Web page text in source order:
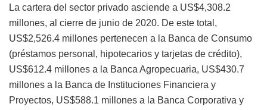
La cartera del sector privado asciende a US$4,308.2
millones, al cierre de junio de 2020. De este total,
US$2,526.4 millones pertenecen a la Banca de Consumo
(préstamos personal, hipotecarios y tarjetas de crédito),
US$612.4 millones a la Banca Agropecuaria, US$430.7
millones a la Banca de Instituciones Financiera y
Proyectos, US$588.1 millones a la Banca Corporativa y